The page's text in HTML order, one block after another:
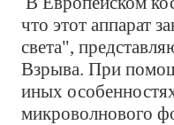
что этот аппарат
света",
Взрыва. При
иных
микроволнового